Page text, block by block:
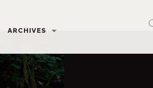
ARCHIVES